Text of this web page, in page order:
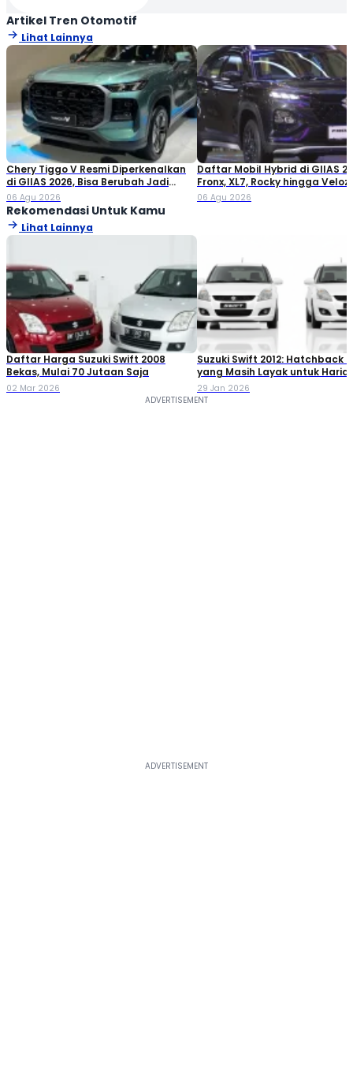
Artikel Tren Otomotif
Lihat Lainnya
Chery Tiggo V Resmi Diperkenalkan
di GIIAS 2026, Bisa Berubah Jadi
Double Cabin
06 Agu 2026
Daftar Mobil Hybrid di GIIAS
Fronx, XL7, Rocky hingga Veloz!
06 Agu 2026
Rekomendasi Untuk Kamu
Lihat Lainnya
Daftar Harga Suzuki Swift 2008
Bekas, Mulai 70 Jutaan Saja
02 Mar 2026
Suzuki Swift 2012: Hatchback
yang Masih Layak untuk
29 Jan 2026